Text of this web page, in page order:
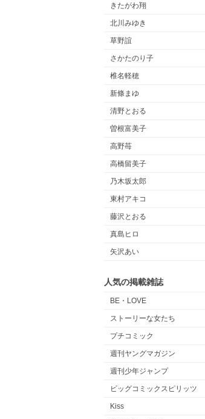
きたがわ翔
北川みゆき
草野誼
さかたのり子
椎名軽穂
新條まゆ
清野とおる
曽根富美子
高野苺
高橋留美子
乃木坂太郎
東村アキコ
藤沢とおる
真島ヒロ
矢沢あい
人気の掲載雑誌
BE・LOVE
ストーリーな女たち
プチコミック
週刊ヤングマガジン
週刊少年ジャンプ
ビッグコミックスピリッツ
Kiss